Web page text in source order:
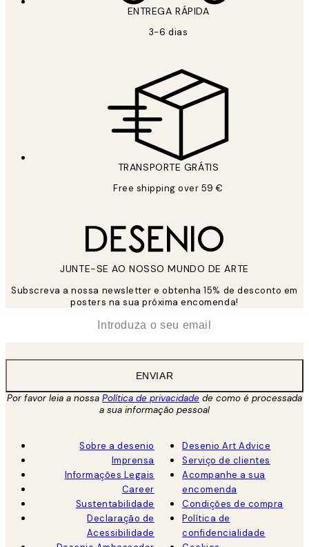
ENTREGA RÁPIDA
3-6 dias
TRANSPORTE GRÁTIS
Free shipping over 59 €
JUNTE-SE AO NOSSO MUNDO DE ARTE
Subscreva a nossa newsletter e obtenha 15% de desconto em
posters na sua próxima encomenda!
ENVIAR
Por favor leia a nossa Política de privacidade de como é processada
a sua informação pessoal
Sobre a desenio
Imprensa
Informações Legais
Career
Sustentabilidade
Declaração de
Acessibilidade
Desenio Art Advice
Serviço de clientes
Acompanhe a sua
encomenda
Condições de compra
Política de
confidencialidade